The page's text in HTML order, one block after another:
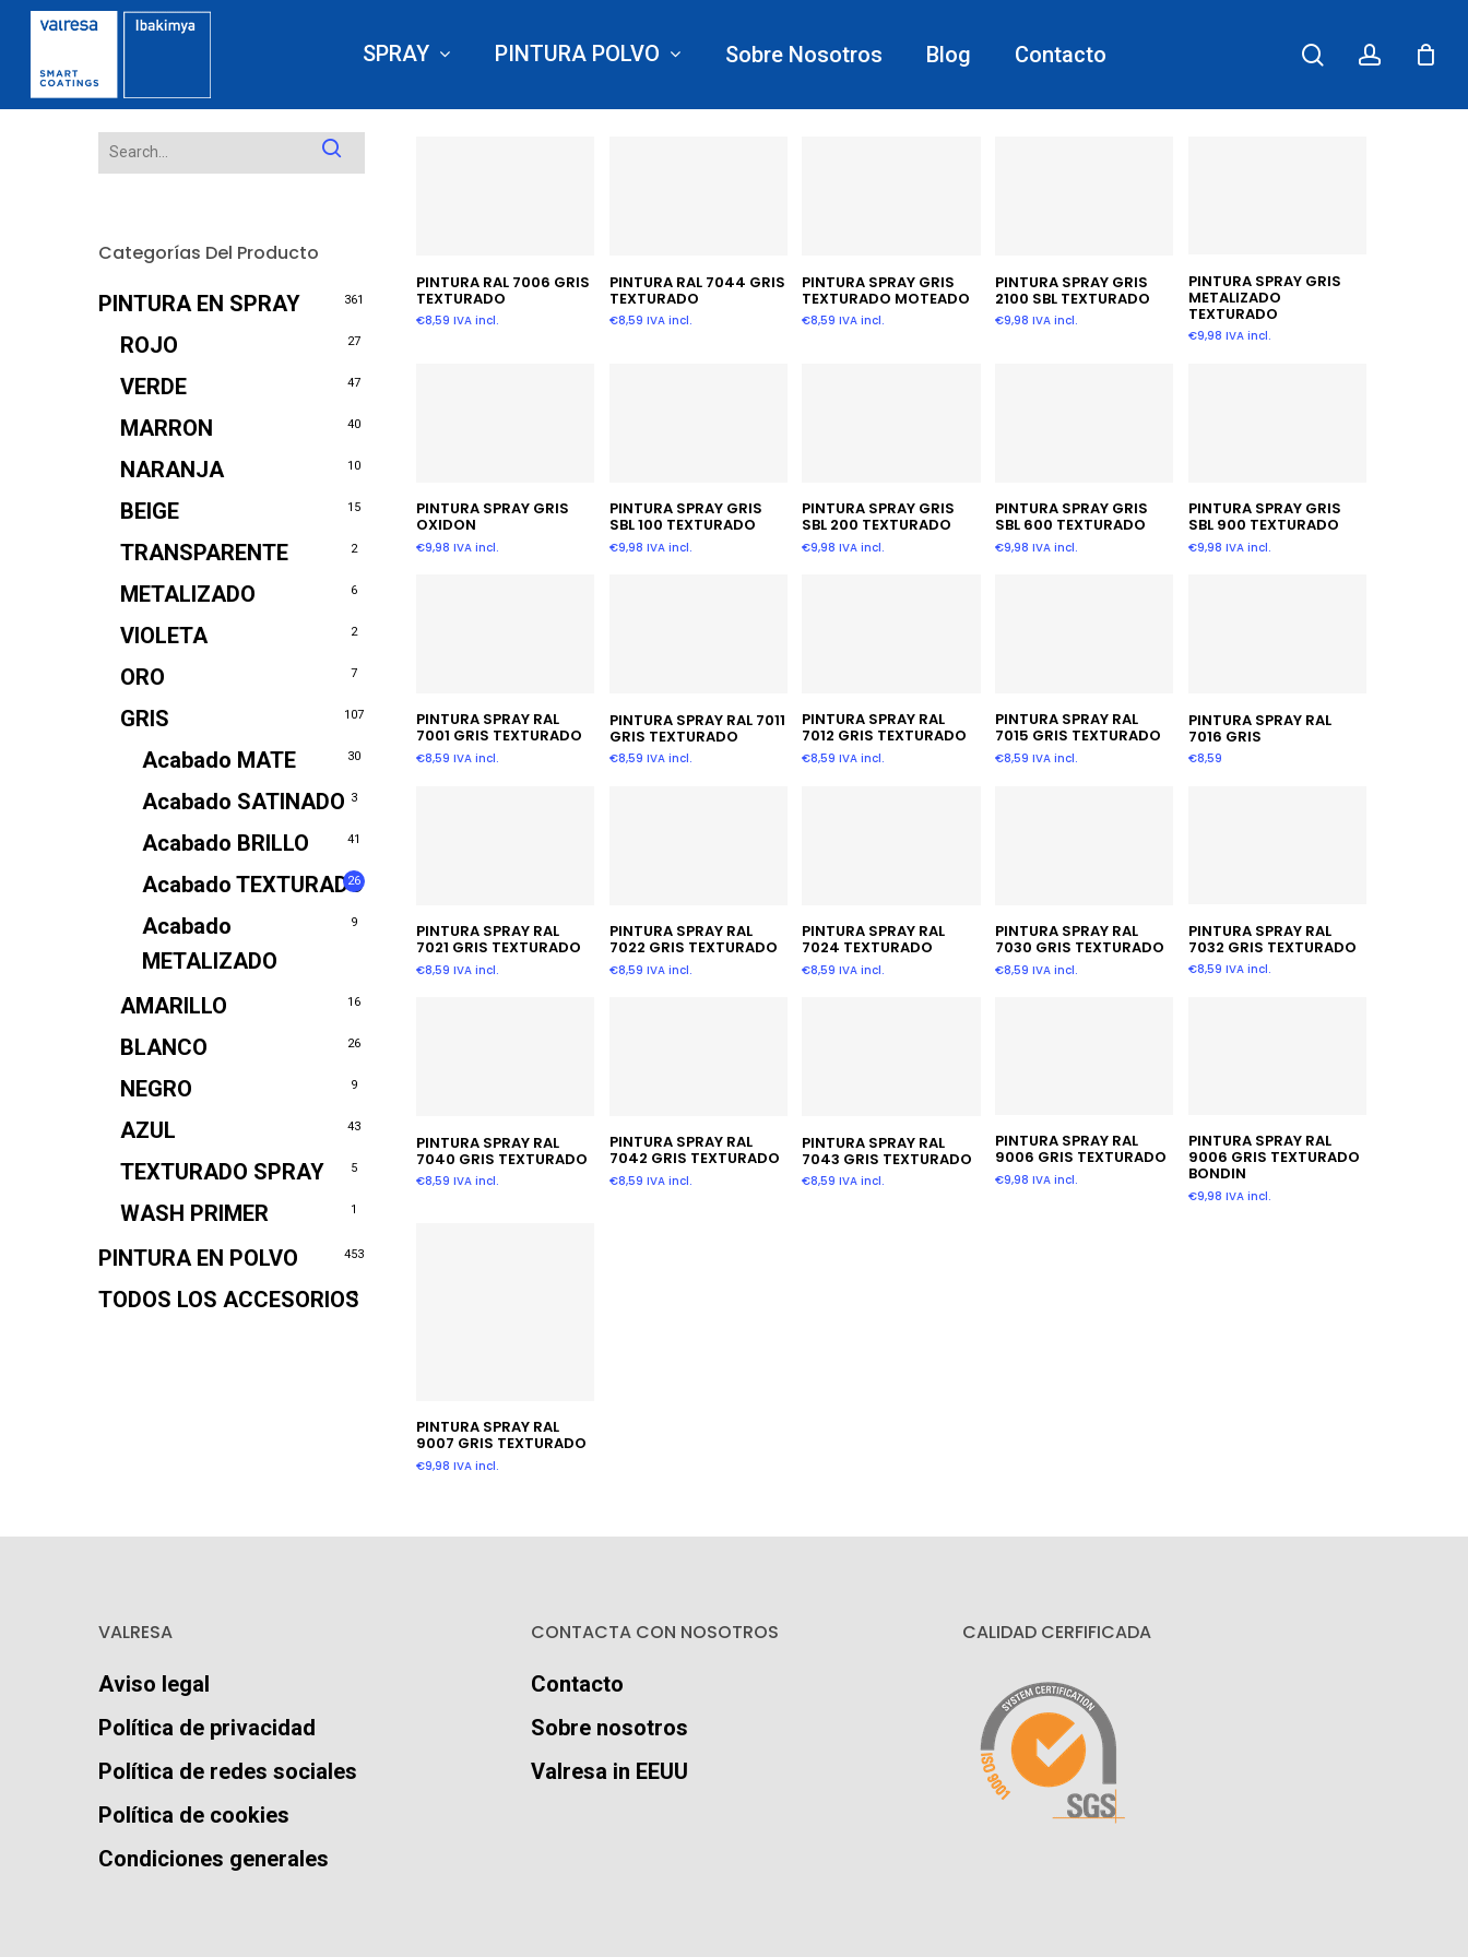
Skip
main
SPRAY PINTURA POLVO Sobre Nosotros Blog Contacto searchaccount
Acabado TEXTURADO
Categorías Del Producto
PINTURA EN SPRAY 361
ROJO 27
VERDE 47
MARRON 40
NARANJA 10
BEIGE 15
TRANSPARENTE 2
METALIZADO 6
VIOLETA 2
ORO 7
GRIS 107
Acabado MATE 30
Acabado SATINADO 3
Acabado BRILLO 41
Acabado TEXTURADO
26
Acabado
METALIZADO
9
AMARILLO 16
BLANCO 26
NEGRO 9
AZUL 43
TEXTURADO SPRAY 5
WASH PRIMER 1
PINTURA EN POLVO 453
TODOS LOS ACCESORIOS
3
Añadir Al Carrito
PINTURA RAL 7006 GRIS
TEXTURADO
€8,59 IVA incl.
Añadir Al Carrito
PINTURA RAL 7044 GRIS
TEXTURADO
€8,59 IVA incl.
Añadir Al Carrito
PINTURA SPRAY GRIS
TEXTURADO MOTEADO
€8,59 IVA incl.
Añadir Al Carrito
PINTURA SPRAY GRIS
2100 SBL TEXTURADO
€9,98 IVA incl.
Añadir Al Carrito
PINTURA SPRAY GRIS
METALIZADO
TEXTURADO
€9,98 IVA incl.
Añadir Al Carrito
PINTURA SPRAY GRIS
OXIDON
€9,98 IVA incl.
Añadir Al Carrito
PINTURA SPRAY GRIS
SBL 100 TEXTURADO
€9,98 IVA incl.
Añadir Al Carrito
PINTURA SPRAY GRIS
SBL 200 TEXTURADO
€9,98 IVA incl.
Añadir Al Carrito
PINTURA SPRAY GRIS
SBL 600 TEXTURADO
€9,98 IVA incl.
Añadir Al Carrito
PINTURA SPRAY GRIS
SBL 900 TEXTURADO
€9,98 IVA incl.
Añadir Al Carrito
PINTURA SPRAY RAL
7001 GRIS TEXTURADO
€8,59 IVA incl.
Añadir Al Carrito
PINTURA SPRAY RAL 7011
GRIS TEXTURADO
€8,59 IVA incl.
Añadir Al Carrito
PINTURA SPRAY RAL
7012 GRIS TEXTURADO
€8,59 IVA incl.
Añadir Al Carrito
PINTURA SPRAY RAL
7015 GRIS TEXTURADO
€8,59 IVA incl.
Seleccionar
Opciones
PINTURA SPRAY RAL
7016 GRIS
€8,59
Añadir Al Carrito
PINTURA SPRAY RAL
7021 GRIS TEXTURADO
€8,59 IVA incl.
Añadir Al Carrito
PINTURA SPRAY RAL
7022 GRIS TEXTURADO
€8,59 IVA incl.
Añadir Al Carrito
PINTURA SPRAY RAL
7024 TEXTURADO
€8,59 IVA incl.
Añadir Al Carrito
PINTURA SPRAY RAL
7030 GRIS TEXTURADO
€8,59 IVA incl.
Añadir Al Carrito
PINTURA SPRAY RAL
7032 GRIS TEXTURADO
€8,59 IVA incl.
Añadir Al Carrito
PINTURA SPRAY RAL
7040 GRIS TEXTURADO
€8,59 IVA incl.
Añadir Al Carrito
PINTURA SPRAY RAL
7042 GRIS TEXTURADO
€8,59 IVA incl.
Añadir Al Carrito
PINTURA SPRAY RAL
7043 GRIS TEXTURADO
€8,59 IVA incl.
Añadir Al Carrito
PINTURA SPRAY RAL
9006 GRIS TEXTURADO
€9,98 IVA incl.
Leer Más
PINTURA SPRAY RAL
9006 GRIS TEXTURADO
BONDIN
€9,98 IVA incl.
Añadir Al Carrito
PINTURA SPRAY RAL
9007 GRIS TEXTURADO
€9,98 IVA incl.
VALRESA
Aviso legal
Política de privacidad
Política de redes sociales
Política de cookies
Condiciones generales
CONTACTA CON NOSOTROS
Contacto
Sobre nosotros
Valresa in EEUU
CALIDAD CERFIFICADA